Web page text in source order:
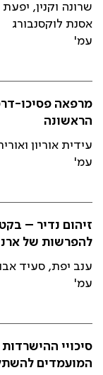
שרונה וקנין,
אסנת לוקסנבורג
עמ'
מרפאה פסיכו-
הראשונה
עידית אוריון
עמ'
זיהום נדיר –
להפרשות של
ענב יפת, סעיד
עמ'
סיכויי
המועמדים